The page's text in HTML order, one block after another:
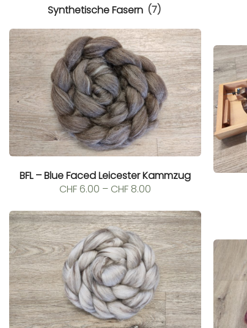
Synthetische Fasern (7)
BFL – Blue Faced Leicester Kammzug
CHF6.00 – CHF8.00Preisspanne:
bis
CHF 8.00